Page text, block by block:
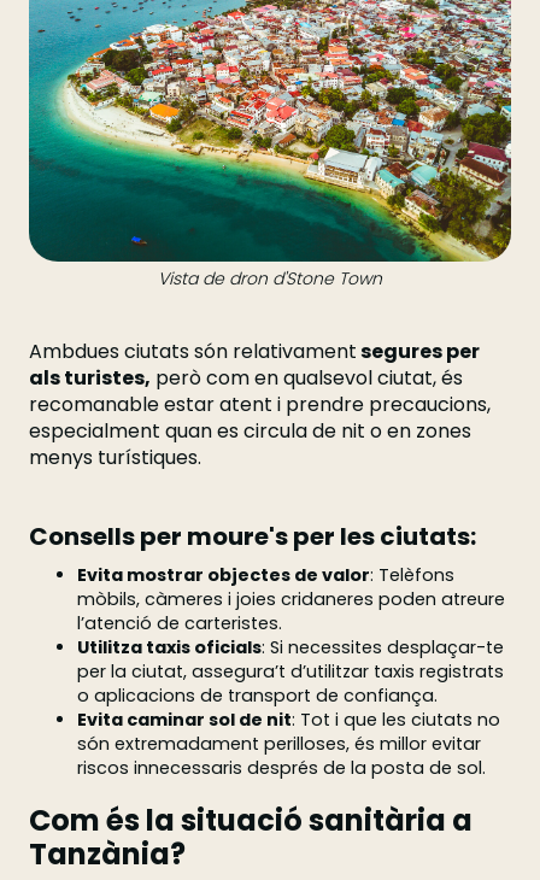
Vista de dron d'Stone Town
Ambdues ciutats són relativamentsegures per
als turistes, però com en qualsevol ciutat, és
recomanable estar atent i prendre precaucions,
especialment quan es circula de nit o en zones
menys turístiques.
Consells per moure's per les ciutats:
Evita mostrar objectes de valor: Telèfons
mòbils, càmeres i joies cridaneres poden atreure
l’atenció de carteristes.
Utilitza taxis oficials: Si necessites desplaçar-te
per la ciutat, assegura’t d’utilitzar taxis registrats
o aplicacions de transport de confiança.
Evita caminar sol de nit: Tot i que les ciutats no
són extremadament perilloses, és millor evitar
riscos innecessaris després de la posta de sol.
Com és la situació sanitària a
Tanzània?